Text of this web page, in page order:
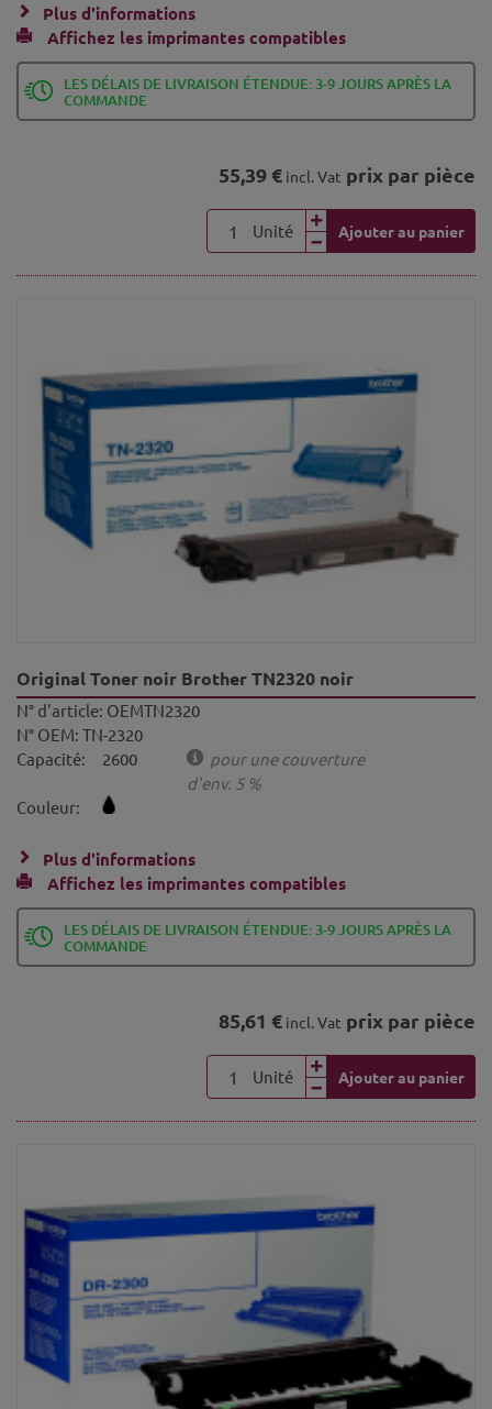
Plus d'informations
Affichez les imprimantes compatibles
LES DÉLAIS DE LIVRAISON ÉTENDUE: 3-9 JOURS APRÈS LA
COMMANDE
55,39 € incl. Vat prix par pièce
Unité Ajouter au panier
Original Toner noir Brother TN2320 noir
N° d'article: OEMTN2320
N° OEM: TN-2320
Capacité:
2600
pour une couverture
d'env. 5 %
Couleur:
Plus d'informations
Affichez les imprimantes compatibles
LES DÉLAIS DE LIVRAISON ÉTENDUE: 3-9 JOURS APRÈS LA
COMMANDE
85,61 € incl. Vat prix par pièce
Unité Ajouter au panier